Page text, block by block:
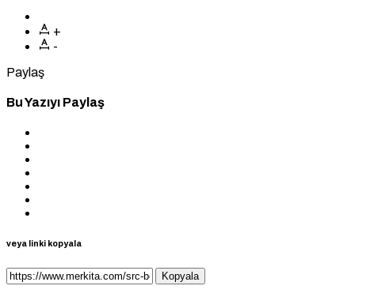
+
-
Paylaş
Bu Yazıyı Paylaş
veya linki kopyala
Kopyala